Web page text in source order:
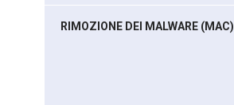
RIMOZIONE DEI MALWARE (MAC)